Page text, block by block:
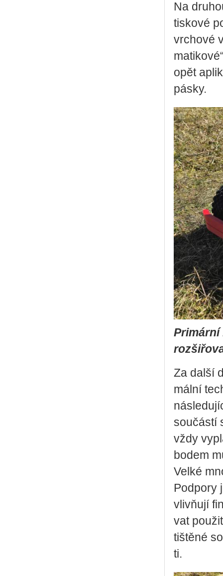
Na
tis­ko­vé
vr­cho­vé
opět
pásky.
Za další
mál­ní
sou­čás­tí
vždy
bodem
Velké
Pod­po­ry
vliv­ňují
vat
tiš­tě­né
ti.